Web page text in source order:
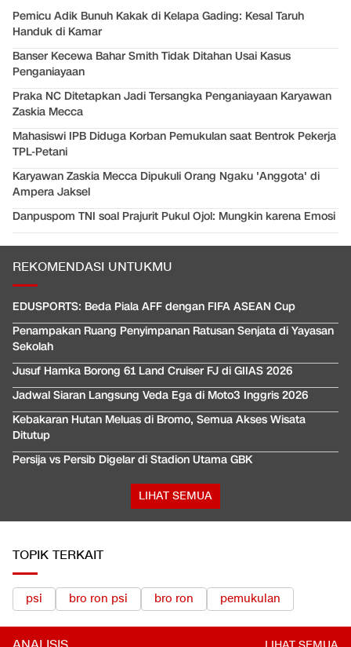
Pemicu Adik Bunuh Kakak di Kelapa Gading: Kesal Taruh
Handuk di Kamar
Banser Kecewa Bahar Smith Tidak Ditahan Usai Kasus
Penganiayaan
Praka NC Ditetapkan Jadi Tersangka Penganiayaan Karyawan
Zaskia Mecca
Mahasiswi IPB Diduga Korban Pemukulan saat Bentrok Pekerja
TPL-Petani
Karyawan Zaskia Mecca Dipukuli Orang Ngaku 'Anggota' di
Ampera Jaksel
Danpuspom TNI soal Prajurit Pukul Ojol: Mungkin karena Emosi
REKOMENDASI UNTUKMU
EDUSPORTS: Beda Piala AFF dengan FIFA ASEAN Cup
Penampakan Ruang Penyimpanan Ratusan Senjata di Yayasan
Sekolah
Jusuf Hamka Borong 61 Land Cruiser FJ di GIIAS 2026
Jadwal Siaran Langsung Veda Ega di Moto3 Inggris 2026
Kebakaran Hutan Meluas di Bromo, Semua Akses Wisata
Ditutup
Persija vs Persib Digelar di Stadion Utama GBK
LIHAT SEMUA
TOPIK TERKAIT
psi bro ron psi bro ron pemukulan